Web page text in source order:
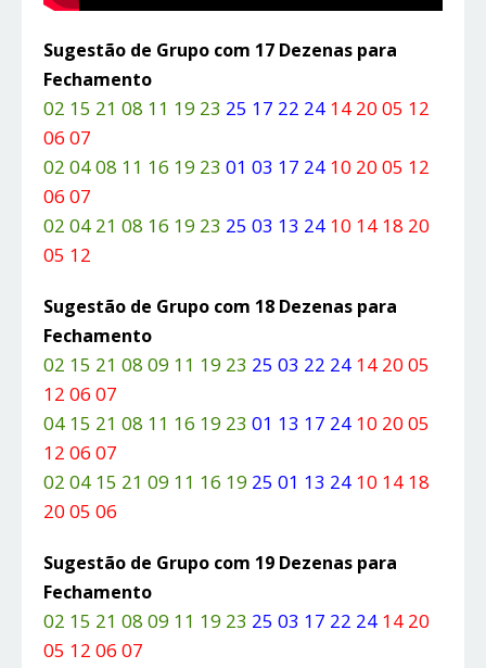
Sugestão de Grupo com 17 Dezenas para
Fechamento
02 15 21 08 11 19 23 25 17 22 24 14 20 05 12
06 07
02 04 08 11 16 19 23 01 03 17 24 10 20 05 12
06 07
02 04 21 08 16 19 23 25 03 13 24 10 14 18 20
05 12
Sugestão de Grupo com 18 Dezenas para
Fechamento
02 15 21 08 09 11 19 23 25 03 22 24 14 20 05
12 06 07
04 15 21 08 11 16 19 23 01 13 17 24 10 20 05
12 06 07
02 04 15 21 09 11 16 19 25 01 13 24 10 14 18
20 05 06
Sugestão de Grupo com 19 Dezenas para
Fechamento
02 15 21 08 09 11 19 23 25 03 17 22 24 14 20
05 12 06 07